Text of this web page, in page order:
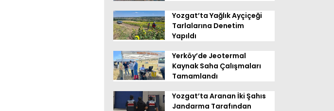
Yozgat’ta Yağlık Ayçiçeği
Tarlalarına Denetim
Yapıldı
Yerköy’de Jeotermal
Kaynak Saha Çalışmaları
Tamamlandı
Yozgat’ta Aranan İki Şahıs
Jandarma Tarafından